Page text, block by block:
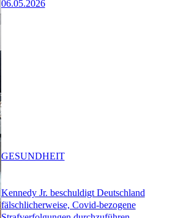
06.05.2026
Kennedy Jr. beschuldigt Deutschland
fälschlicherweise, Covid-bezogene
GESUNDHEIT